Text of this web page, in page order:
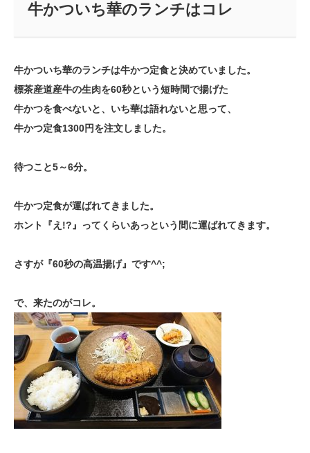
牛かついち華のランチはコレ
牛かついち華のランチは牛かつ定食と決めていました。
標茶産道産牛の生肉を60秒という短時間で揚げた
牛かつを食べないと、いち華は語れないと思って、
牛かつ定食1300円を注文しました。
待つこと5～6分。
牛かつ定食が運ばれてきました。
ホント『え!?』ってくらいあっという間に運ばれてきます。
さすが『60秒の高温揚げ』です^^;
で、来たのがコレ。